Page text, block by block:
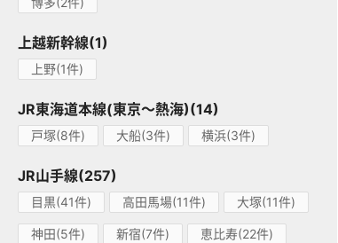
上越新幹線(1)
上野(1件)
JR東海道本線(東京～熱海)(14)
戸塚(8件) 大船(3件) 横浜(3件)
JR山手線(257)
目黒(41件) 高田馬場(11件) 大塚(11件)
神田(5件) 新宿(7件) 恵比寿(22件)